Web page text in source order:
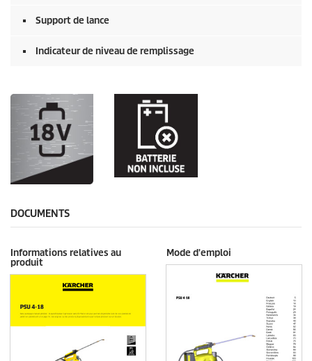
Support de lance
Indicateur de niveau de remplissage
DOCUMENTS
Informations relatives au
produit
Mode d'emploi